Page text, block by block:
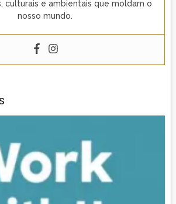
culturais e ambientais que moldam o
nosso mundo.